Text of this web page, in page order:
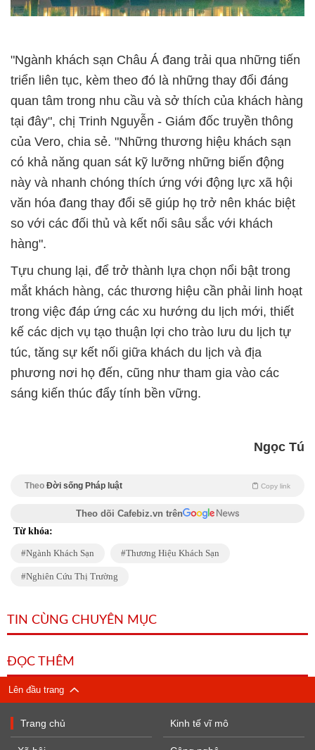
"Ngành khách sạn Châu Á đang trải qua những tiến
triển liên tục, kèm theo đó là những thay đổi đáng
quan tâm trong nhu cầu và sở thích của khách hàng
tại đây", chị Trinh Nguyễn - Giám đốc truyền thông
của Vero, chia sẻ. "Những thương hiệu khách sạn
có khả năng quan sát kỹ lưỡng những biến động
này và nhanh chóng thích ứng với động lực xã hội
văn hóa đang thay đổi sẽ giúp họ trở nên khác biệt
so với các đối thủ và kết nối sâu sắc với khách
hàng".
Tựu chung lại, để trở thành lựa chọn nổi bật trong
mắt khách hàng, các thương hiệu cần phải linh hoạt
trong việc đáp ứng các xu hướng du lịch mới, thiết
kế các dịch vụ tạo thuận lợi cho trào lưu du lịch tự
túc, tăng sự kết nối giữa khách du lịch và địa
phương nơi họ đến, cũng như tham gia vào các
sáng kiến thúc đẩy tính bền vững.
Ngọc Tú
Theo Đời sống Pháp luật Copy link
Theo dõi Cafebiz.vn trên
Từ khóa:
Ngành Khách Sạn Thương Hiệu Khách Sạn
Nghiên Cứu Thị Trường
TIN CÙNG CHUYÊN MỤC
ĐỌC THÊM
Lên đầu trang
Trang chủ Kinh tế vĩ mô